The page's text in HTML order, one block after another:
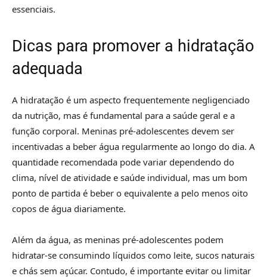
essenciais.
Dicas para promover a hidratação
adequada
A hidratação é um aspecto frequentemente negligenciado
da nutrição, mas é fundamental para a saúde geral e a
função corporal. Meninas pré-adolescentes devem ser
incentivadas a beber água regularmente ao longo do dia. A
quantidade recomendada pode variar dependendo do
clima, nível de atividade e saúde individual, mas um bom
ponto de partida é beber o equivalente a pelo menos oito
copos de água diariamente.
Além da água, as meninas pré-adolescentes podem
hidratar-se consumindo líquidos como leite, sucos naturais
e chás sem açúcar. Contudo, é importante evitar ou limitar